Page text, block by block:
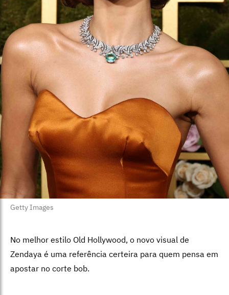
Getty Images
No melhor estilo Old Hollywood, o novo visual de
Zendaya é uma referência certeira para quem pensa em
apostar no corte bob.